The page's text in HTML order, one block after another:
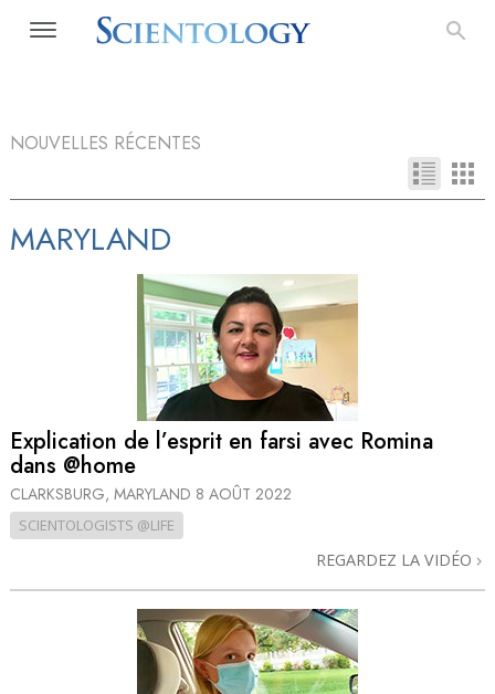
NOUVELLES RÉCENTES
MARYLAND
Explication de l’esprit en farsi avec Romina
dans @home
CLARKSBURG, MARYLAND 8 AOÛT 2022
SCIENTOLOGISTS @LIFE
REGARDEZ LA VIDÉO